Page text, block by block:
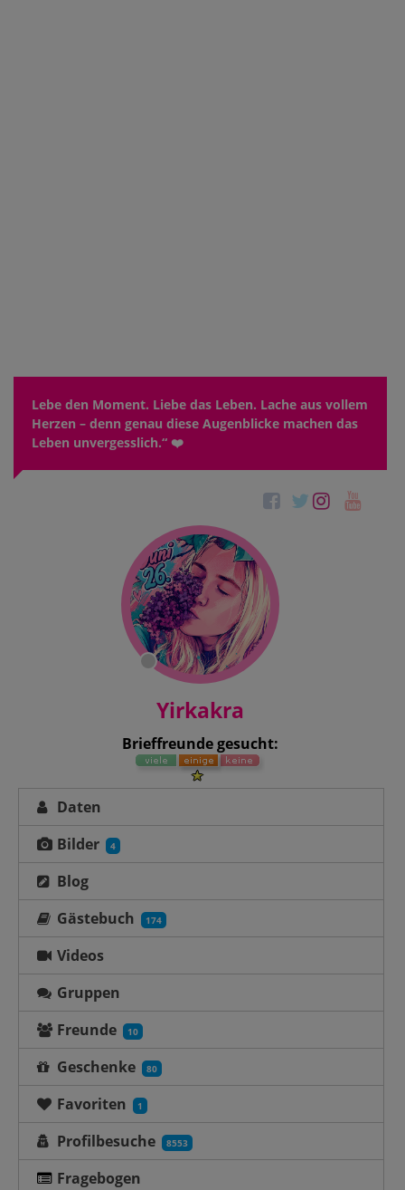
Lebe den Moment. Liebe das Leben. Lache aus vollem
Herzen – denn genau diese Augenblicke machen das
Leben unvergesslich.“ ❤️
Yirkakra
Brieffreunde gesucht:
Daten
Bilder
4
Blog
Gästebuch
174
Videos
Gruppen
Freunde
10
Geschenke 80
Favoriten 1
Profilbesuche 8553
Fragebogen